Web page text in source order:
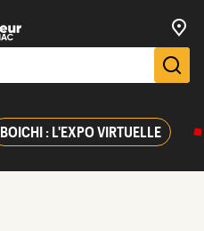
BOICHI : L'EXPO VIRTUELLE